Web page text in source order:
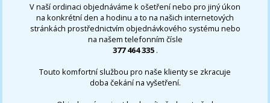
V naší ordinaci objednáváme k ošetření nebo pro jiný úkon
na konkrétní den a hodinu a to na našich internetových
stránkách prostřednictvím objednávkového systému nebo
na našem telefonním čísle
377 464 335 .
Touto komfortní službou pro naše klienty se zkracuje
doba čekání na vyšetření.